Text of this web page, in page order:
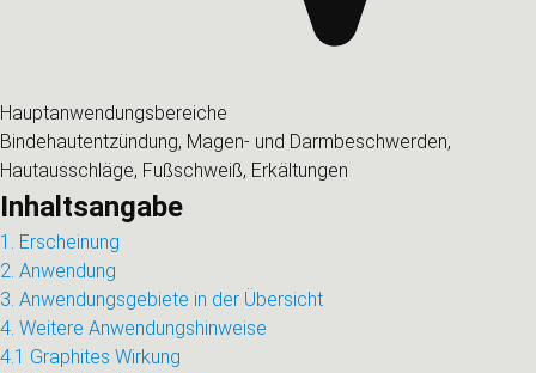
Hauptanwendungsbereiche
Bindehautentzündung, Magen- und Darmbeschwerden,
Hautausschläge, Fußschweiß, Erkältungen
Inhaltsangabe
1. Erscheinung
2. Anwendung
3. Anwendungsgebiete in der Übersicht
4. Weitere Anwendungshinweise
4.1 Graphites Wirkung